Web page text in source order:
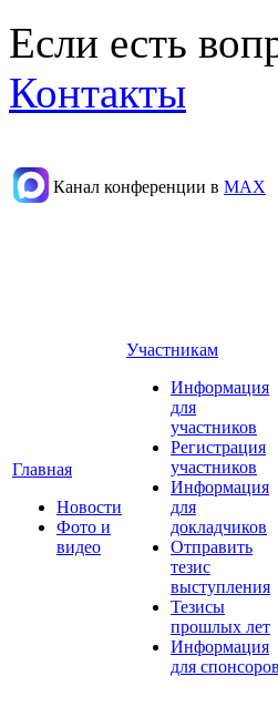
Если есть
Контакты
Канал конференции в МАХ
Главная
Новости
Фото и
видео
Участникам
Информация
для
участников
Регистрация
участников
Информация
для
докладчиков
Отправить
тезис
выступления
Тезисы
прошлых лет
Информация
для спонсоров